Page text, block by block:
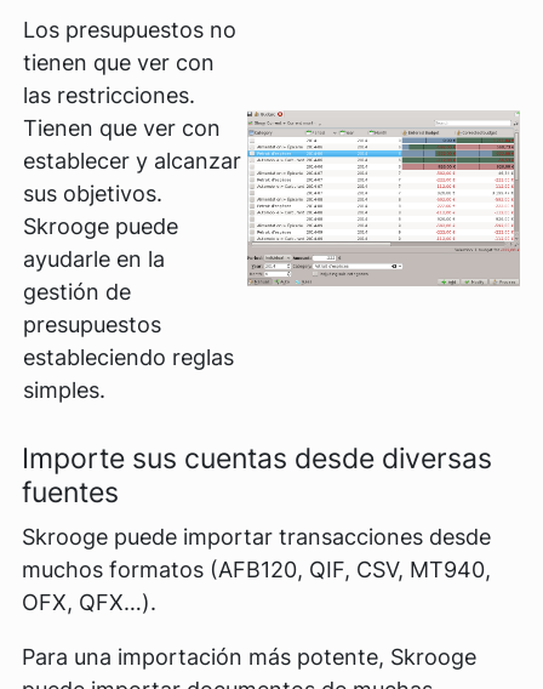
Los presupuestos no
tienen que ver con
las restricciones.
Tienen que ver con
establecer y alcanzar
sus objetivos.
Skrooge puede
ayudarle en la
gestión de
presupuestos
estableciendo reglas
simples.
Importe sus cuentas desde diversas
fuentes
Skrooge puede importar transacciones desde
muchos formatos (AFB120, QIF, CSV, MT940,
OFX, QFX…).
Para una importación más potente, Skrooge